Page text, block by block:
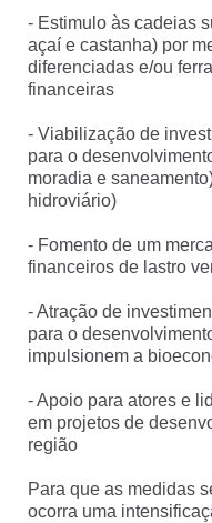
- Estimulo às cadeias
açaí e castanha) por
diferenciadas e/ou
financeiras
- Viabilização de
para o
moradia e
hidroviário)
- Fomento de um
financeiros de lastro
- Atração de
para o
impulsionem a
- Apoio para atores e
em projetos de
região
Para que as medidas
ocorra uma